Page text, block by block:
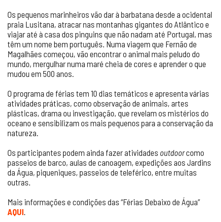
Os pequenos marinheiros vão dar à barbatana desde a ocidental
praia Lusitana, atracar nas montanhas gigantes do Atlântico e
viajar até à casa dos pinguins que não nadam até Portugal, mas
têm um nome bem português. Numa viagem que Fernão de
Magalhães começou, vão encontrar o animal mais peludo do
mundo, mergulhar numa maré cheia de cores e aprender o que
mudou em 500 anos.
O programa de férias tem 10 dias temáticos e apresenta várias
atividades práticas, como observação de animais, artes
plásticas, drama ou investigação, que revelam os mistérios do
oceano e sensibilizam os mais pequenos para a conservação da
natureza.
Os participantes podem ainda fazer atividades outdoorcomo
passeios de barco, aulas de canoagem, expedições aos Jardins
da Água, piqueniques, passeios de teleférico, entre muitas
outras.
Mais informações e condições das “Férias Debaixo de Água”
AQUI.